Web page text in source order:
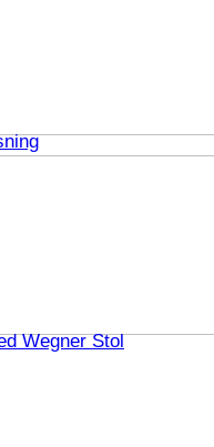
Wegner Stol